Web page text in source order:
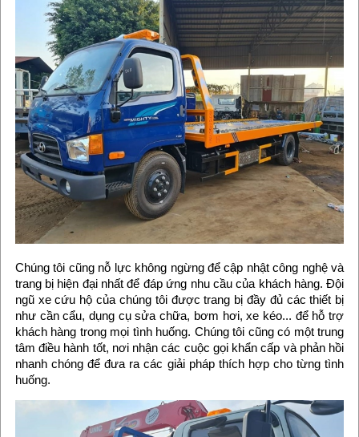
Chúng tôi cũng nỗ lực không ngừng để cập nhật công nghệ và
trang bị hiện đại nhất để đáp ứng nhu cầu của khách hàng. Đội
ngũ xe cứu hộ của chúng tôi được trang bị đầy đủ các thiết bị
như cần cẩu, dụng cụ sửa chữa, bơm hơi, xe kéo... để hỗ trợ
khách hàng trong mọi tình huống. Chúng tôi cũng có một trung
tâm điều hành tốt, nơi nhận các cuộc gọi khẩn cấp và phản hồi
nhanh chóng để đưa ra các giải pháp thích hợp cho từng tình
huống.